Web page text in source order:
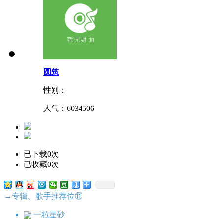
圆筑
性别：
人气： 6034506
已下载0次
已收藏0次
→专辑、歌手推荐位⑪
一粒星砂